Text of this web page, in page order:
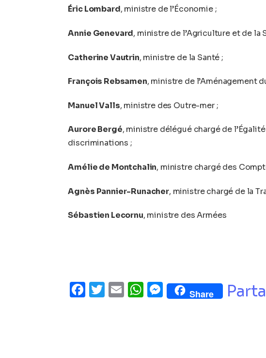
Éric Lombard, ministre de l’Économie ;
Annie Genevard, ministre de l’Agriculture et de la
Catherine Vautrin, ministre de la Santé ;
François Rebsamen, ministre de l’Aménagement
Manuel Valls, ministre des Outre-mer ;
Aurore Bergé, ministre délégué chargé de
discriminations ;
Amélie de Montchalin, ministre chargé des
Agnès Pannier-Runacher, ministre chargé de la
Sébastien Lecornu, ministre des Armées
Facebook
Twitter
EmailWhatsApp
Messenger
Share